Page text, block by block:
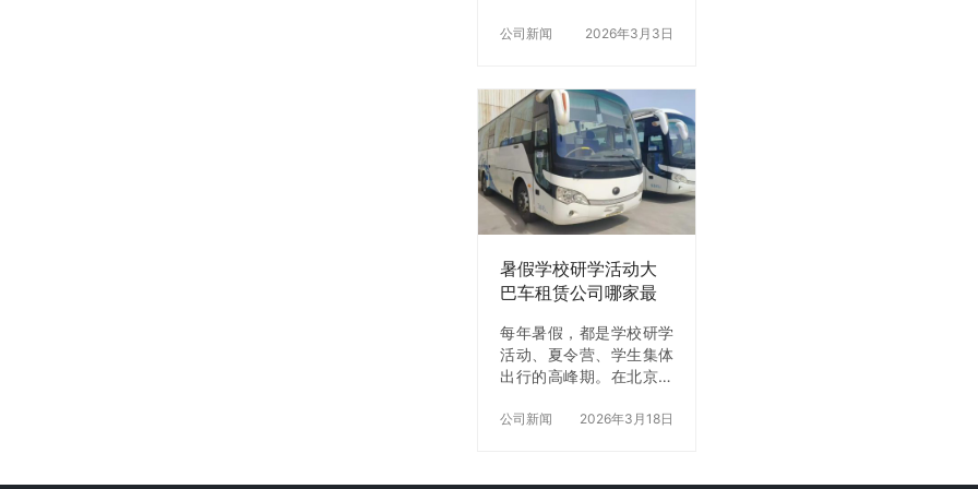
的一款中型客车…
见的解决方案之一。 但很
巴车租赁公司哪家更可
靠？如何找到服务稳定、
价格透明的大巴车租赁公
司？ 事实上，大巴车租赁
不仅是简单的车辆安排，
更考验一家租车公司的调
度能力、车辆管理水平以
团队用车领域，北京环球
租车公司凭借多年运营经
成为不少企业和单位长期
合作的选择。 一、为什么
团队出行更适合大巴车租
大巴车租…
公司新闻 2026年3月3日
暑假学校研学活动大
巴车租赁公司哪家最
+方案推荐
每年暑假，都是学校研学
活动、夏令营、学生集体
出行的高峰期。在北京这
大城市，如何选择一家安
公司新闻 2026年3月18日